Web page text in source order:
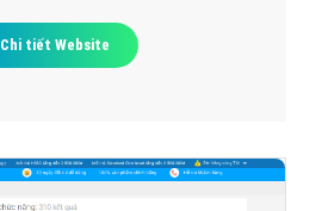
Chi tiết Website